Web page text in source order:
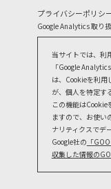
プライバシーポリシ
Google Analytics 取り
当サイトでは、利
「Google
は、Cookieを利用
が、個人を特定す
この機能は
ますので、お使い
ナリティクスでデ
Google社の 「
収集した情報の